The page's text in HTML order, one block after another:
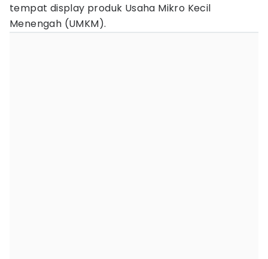
tempat display produk Usaha Mikro Kecil
Menengah (UMKM).